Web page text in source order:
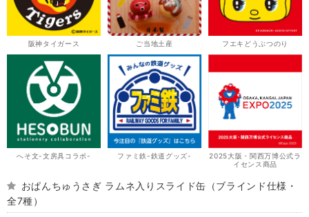
阪神タイガース ご当地土産 フエキどうぶつのり
へそ文-文房具コラボ- ファミ鉄-鉄道グッズ-
2025大阪・関西万博公式ラ
イセンス商品
おぱんちゅうさぎ ラムネ入りスライド缶（ブラインド仕様・
全7種）